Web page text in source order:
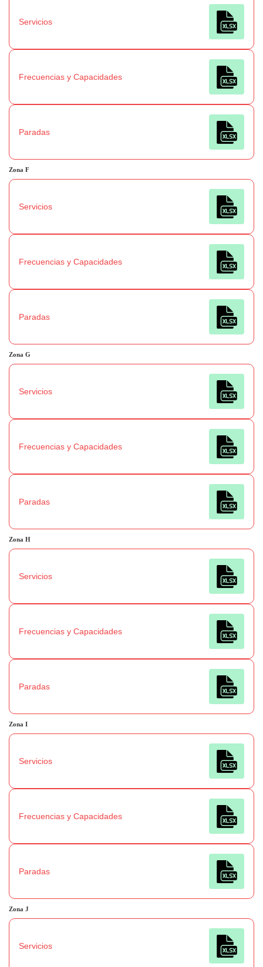
Servicios
Frecuencias y Capacidades
Paradas
Zona F
Servicios
Frecuencias y Capacidades
Paradas
Zona G
Servicios
Frecuencias y Capacidades
Paradas
Zona H
Servicios
Frecuencias y Capacidades
Paradas
Zona I
Servicios
Frecuencias y Capacidades
Paradas
Zona J
Servicios